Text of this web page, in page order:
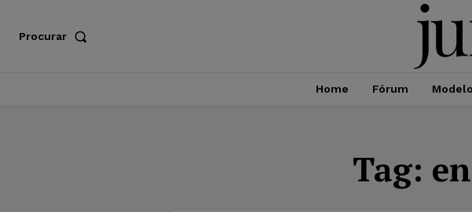
Procurar
Home Fórum
Tag: